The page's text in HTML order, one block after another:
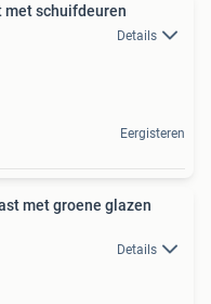
met schuifdeuren
Details
Eergisteren
met groene glazen
Details